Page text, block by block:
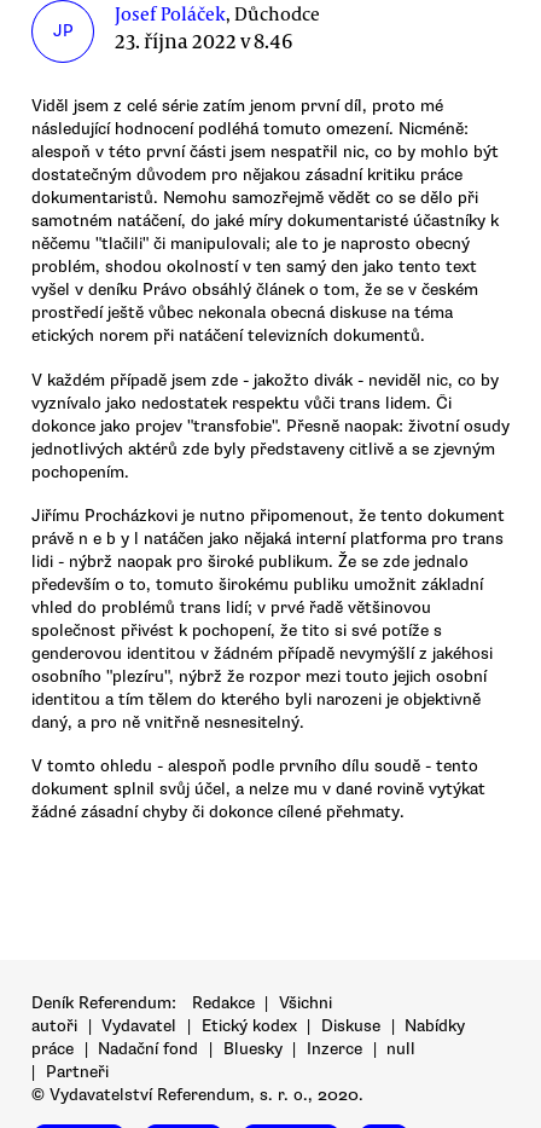
JP
Josef Poláček, Důchodce
23. října 2022 v 8.46
Viděl jsem z celé série zatím jenom první díl, proto mé
následující hodnocení podléhá tomuto omezení. Nicméně:
alespoň v této první části jsem nespatřil nic, co by mohlo být
dostatečným důvodem pro nějakou zásadní kritiku práce
dokumentaristů. Nemohu samozřejmě vědět co se dělo při
samotném natáčení, do jaké míry dokumentaristé účastníky k
něčemu "tlačili" či manipulovali; ale to je naprosto obecný
problém, shodou okolností v ten samý den jako tento text
vyšel v deníku Právo obsáhlý článek o tom, že se v českém
prostředí ještě vůbec nekonala obecná diskuse na téma
etických norem při natáčení televizních dokumentů.
V každém případě jsem zde - jakožto divák - neviděl nic, co by
vyznívalo jako nedostatek respektu vůči trans lidem. Či
dokonce jako projev "transfobie". Přesně naopak: životní osudy
jednotlivých aktérů zde byly představeny citlivě a se zjevným
pochopením.
Jiřímu Procházkovi je nutno připomenout, že tento dokument
právě n e b y l natáčen jako nějaká interní platforma pro trans
lidi - nýbrž naopak pro široké publikum. Že se zde jednalo
především o to, tomuto širokému publiku umožnit základní
vhled do problémů trans lidí; v prvé řadě většinovou
společnost přivést k pochopení, že tito si své potíže s
genderovou identitou v žádném případě nevymýšlí z jakéhosi
osobního "plezíru", nýbrž že rozpor mezi touto jejich osobní
identitou a tím tělem do kterého byli narozeni je objektivně
daný, a pro ně vnitřně nesnesitelný.
V tomto ohledu - alespoň podle prvního dílu soudě - tento
dokument splnil svůj účel, a nelze mu v dané rovině vytýkat
žádné zásadní chyby či dokonce cílené přehmaty.
Deník Referendum: Redakce | Všichni
autoři | Vydavatel | Etický kodex | Diskuse | Nabídky
práce | Nadační fond | Bluesky | Inzerce | null
|
Partneři
© Vydavatelství Referendum, s. r. o., 2020.